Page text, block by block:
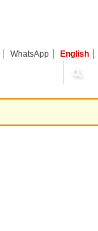
WhatsApp English